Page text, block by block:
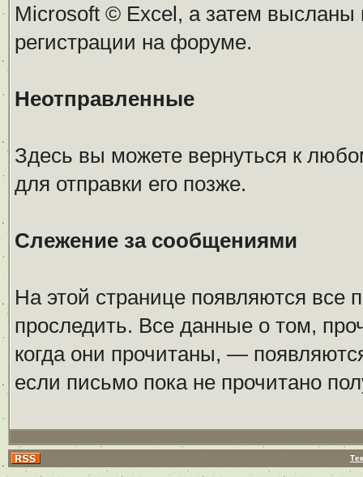
Microsoft © Excel, а затем
регистрации на форуме.
Неотправленные
Здесь вы можете вернуться к
для отправки его позже.
Слежение за сообщениями
На этой странице появляются
проследить. Все данные о том,
когда они прочитаны, —
если письмо пока не прочитано